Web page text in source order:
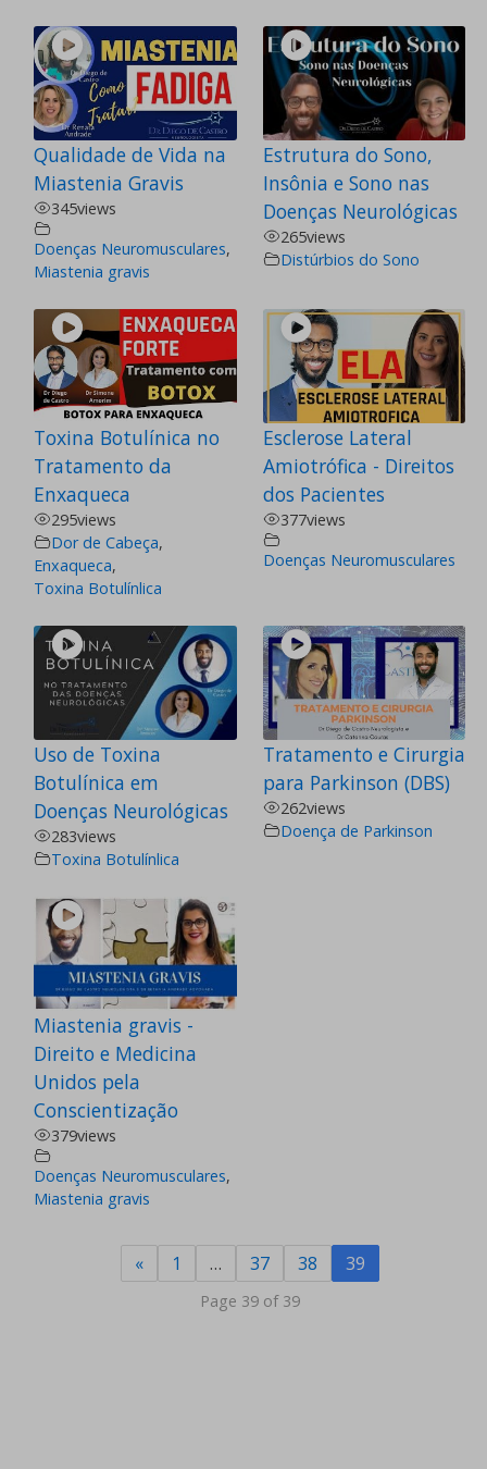
Qualidade de Vida na
Miastenia Gravis
345views
Doenças Neuromusculares,
Miastenia gravis
Estrutura do Sono,
Insônia e Sono nas
Doenças Neurológicas
265views
Distúrbios do Sono
Toxina Botulínica no
Tratamento da
Enxaqueca
295views
Dor de Cabeça,
Enxaqueca,
Toxina Botulínlica
Esclerose Lateral
Amiotrófica - Direitos
dos Pacientes
377views
Doenças Neuromusculares
Uso de Toxina
Botulínica em
Doenças Neurológicas
283views
Toxina Botulínlica
Tratamento e Cirurgia
para Parkinson (DBS)
262views
Doença de Parkinson
Miastenia gravis -
Direito e Medicina
Unidos pela
Conscientização
379views
Doenças Neuromusculares,
Miastenia gravis
« 1 … 37 38 39
Page 39 of 39